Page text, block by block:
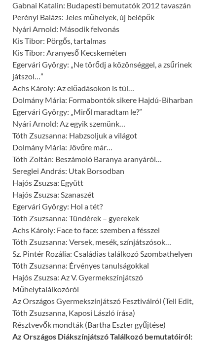
Gabnai Katalin: Budapesti bemutatók 2012 tavaszán
Perényi Balázs: Jeles műhelyek, új belépők
Nyári Arnold: Második felvonás
Kis Tibor: Pörgős, tartalmas
Kis Tibor: Aranyeső Kecskeméten
Egervári György: „Ne törődj a közönséggel, a zsűrinek
játszol…”
Achs Károly: Az előadásokon is túl…
Dolmány Mária: Formabontók sikere Hajdú-Biharban
Egervári György: „Miről maradtam le?”
Nyári Arnold: Az egyik szemünk…
Tóth Zsuzsanna: Habzsoljuk a világot
Dolmány Mária: Jövőre már…
Tóth Zoltán: Beszámoló Baranya aranyáról…
Sereglei András: Utak Borsodban
Hajós Zsuzsa: Együtt
Hajós Zsuzsa: Szanaszét
Egervári György: Hol a tét?
Tóth Zsuzsanna: Tündérek – gyerekek
Achs Károly: Face to face: szemben a fésszel
Tóth Zsuzsanna: Versek, mesék, színjátszósok…
Sz. Pintér Rozália: Családias találkozó Szombathelyen
Tóth Zsuzsanna: Érvényes tanulságokkal
Hajós Zsuzsa: Az V. Gyermekszínjátszó
Műhelytalálkozóról
Az Országos Gyermekszínjátszó Fesztiválról (Tell Edit,
Tóth Zsuzsanna, Kaposi László írása)
Résztvevők mondták (Bartha Eszter gyűjtése)
Az Országos Diákszínjátszó Találkozó bemutatóiról: